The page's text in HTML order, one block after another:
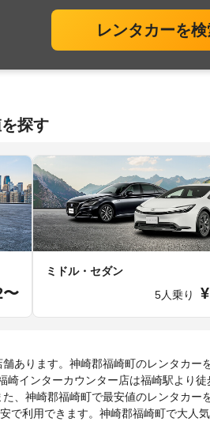
レンタカーを
探す
ミドル・セダン
5人乗り
あります。神崎郡福崎町のレンタカ
崎インターカウンター店は福崎駅より
、神崎郡福崎町で最安値のレンタカ
で利用できます。神崎郡福崎町で大人